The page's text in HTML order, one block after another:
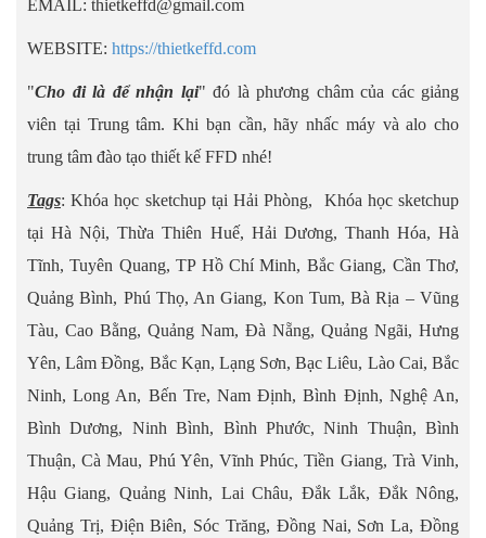
EMAIL: thietkeffd@gmail.com
WEBSITE: https://thietkeffd.com
"Cho đi là để nhận lại" đó là phương châm của các giảng
viên tại Trung tâm. Khi bạn cần, hãy nhấc máy và alo cho
trung tâm đào tạo thiết kế FFD nhé!
Tags: Khóa học sketchup tại Hải Phòng, Khóa học sketchup
tại Hà Nội, Thừa Thiên Huế, Hải Dương, Thanh Hóa, Hà
Tĩnh, Tuyên Quang, TP Hồ Chí Minh, Bắc Giang, Cần Thơ,
Quảng Bình, Phú Thọ, An Giang, Kon Tum, Bà Rịa – Vũng
Tàu, Cao Bằng, Quảng Nam, Đà Nẵng, Quảng Ngãi, Hưng
Yên, Lâm Đồng, Bắc Kạn, Lạng Sơn, Bạc Liêu, Lào Cai, Bắc
Ninh, Long An, Bến Tre, Nam Định, Bình Định, Nghệ An,
Bình Dương, Ninh Bình, Bình Phước, Ninh Thuận, Bình
Thuận, Cà Mau, Phú Yên, Vĩnh Phúc, Tiền Giang, Trà Vinh,
Hậu Giang, Quảng Ninh, Lai Châu, Đắk Lắk, Đắk Nông,
Quảng Trị, Điện Biên, Sóc Trăng, Đồng Nai, Sơn La, Đồng